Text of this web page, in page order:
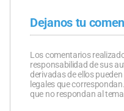
Dejanos tu
Los comentarios
responsabilidad de sus
derivadas de ellos
legales que
que no respondan al